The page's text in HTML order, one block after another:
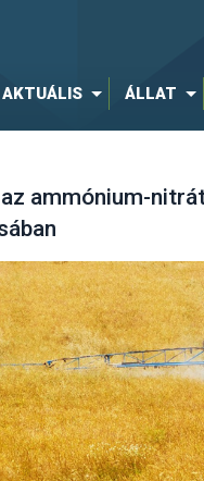
AKTUÁLIS ÁLLAT
ammónium-